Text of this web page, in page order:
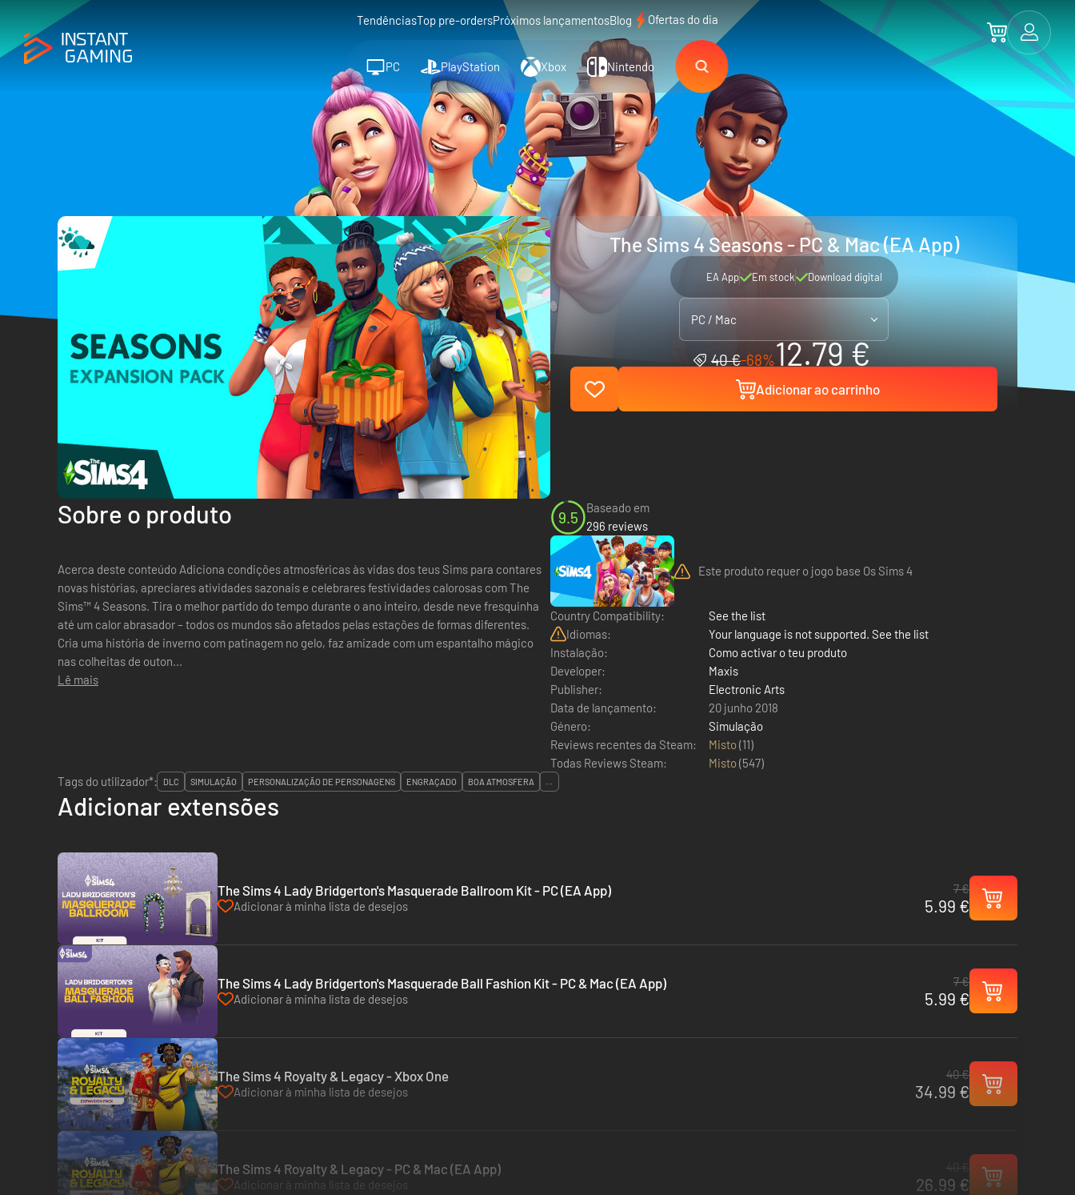
TendênciasTop pre-ordersPróximos lançamentosBlog Ofertas do dia
PC PlayStation Xbox Nintendo
The Sims 4 Seasons - PC & Mac (EA App)
EA App Em stock Download digital
PC / Mac
40 €-68%12.79 €
Adicionar ao carrinho
Sobre o produto
Acerca deste conteúdo Adiciona condições atmosféricas às vidas dos teus Sims para contares
novas histórias, apreciares atividades sazonais e celebrares festividades calorosas com The
Sims™ 4 Seasons. Tira o melhor partido do tempo durante o ano inteiro, desde neve fresquinha
até um calor abrasador – todos os mundos são afetados pelas estações de formas diferentes.
Cria uma história de inverno com patinagem no gelo, faz amizade com um espantalho mágico
nas colheitas de outon...
Lê mais
9.5
Baseado em
296 reviews
Este produto requer o jogo base Os Sims 4
Country Compatibility:
See the list
Idiomas:
Your language is not supported. See the list
Instalação:
Como activar o teu produto
Developer:
Maxis
Publisher:
Electronic Arts
Data de lançamento:
20 junho 2018
Género:
Simulação
Reviews recentes da Steam:
Misto(11)
Todas Reviews Steam:
Misto(547)
Tags do utilizador*:
DLC SIMULAÇÃO PERSONALIZAÇÃO DE PERSONAGENS ENGRAÇADO BOA ATMOSFERA ...
Adicionar extensões
The Sims 4 Lady Bridgerton's Masquerade Ballroom Kit - PC (EA App)
Adicionar à minha lista de desejos
7 €
5.99 €
The Sims 4 Lady Bridgerton's Masquerade Ball Fashion Kit - PC & Mac (EA App)
Adicionar à minha lista de desejos
7 €
5.99 €
The Sims 4 Royalty & Legacy - Xbox One
Adicionar à minha lista de desejos
40 €
34.99 €
The Sims 4 Royalty & Legacy - PC & Mac (EA App)
Adicionar à minha lista de desejos 26.99 €